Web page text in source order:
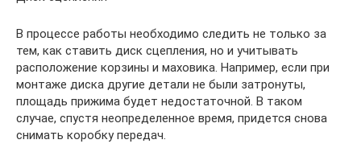
В процессе работы необходимо следить не только за
тем, как ставить диск сцепления, но и учитывать
расположение корзины и маховика. Например, если при
монтаже диска другие детали не были затронуты,
площадь прижима будет недостаточной. В таком
случае, спустя неопределенное время, придется снова
снимать коробку передач.